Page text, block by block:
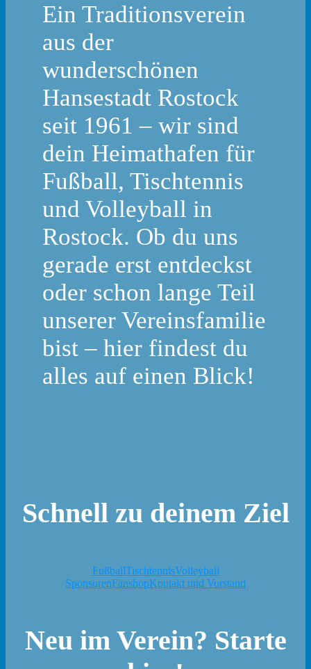
Ein Traditionsverein
aus der
wunderschönen
Hansestadt Rostock
seit 1961 – wir sind
dein Heimathafen für
Fußball, Tischtennis
und Volleyball in
Rostock. Ob du uns
gerade erst entdeckst
oder schon lange Teil
unserer Vereinsfamilie
bist – hier findest du
alles auf einen Blick!
Schnell zu deinem Ziel
FußballTischtennisVolleyball
SponsorenFanshopKontakt und Vorstand
Neu im Verein? Starte